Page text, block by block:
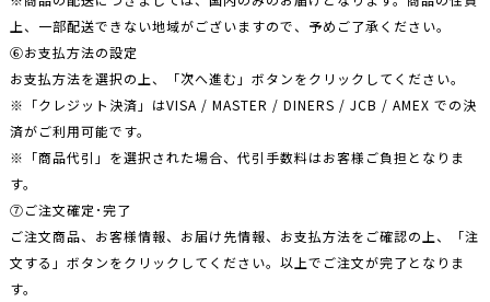
上、一部配送できない地域がございますので、予めご了承ください。
⑥お支払方法の設定
お支払方法を選択の上、「次へ進む」ボタンをクリックしてください。
※「クレジット決済」はVISA / MASTER / DINERS / JCB / AMEX での決
済がご利用可能です。
※「商品代引」を選択された場合、代引手数料はお客様ご負担となりま
す。
⑦ご注文確定･完了
ご注文商品、お客様情報、お届け先情報、お支払方法をご確認の上、「注
文する」ボタンをクリックしてください。以上でご注文が完了となりま
す。